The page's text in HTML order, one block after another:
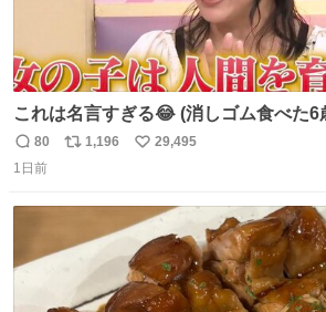
これは名言すぎる😂 (消しゴム食べた6
がら)
返
信
80
リ
数
1,196
い
数
29,495
1日前